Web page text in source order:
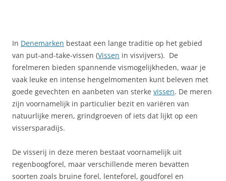
In Denemarken bestaat een lange traditie op het gebied
van put-and-take-vissen (Vissen in visvijvers). De
forelmeren bieden spannende vismogelijkheden, waar je
vaak leuke en intense hengelmomenten kunt beleven met
goede gevechten en aanbeten van sterke vissen. De meren
zijn voornamelijk in particulier bezit en variëren van
natuurlijke meren, grindgroeven of iets dat lijkt op een
vissersparadijs.
De visserij in deze meren bestaat voornamelijk uit
regenboogforel, maar verschillende meren bevatten
soorten zoals bruine forel, lenteforel, goudforel en